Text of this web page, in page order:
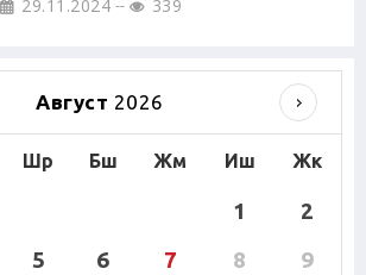
29.11.2024 339
Август 2026
Шр Бш Жм Иш Жк
1
2
5 6 7 8
9